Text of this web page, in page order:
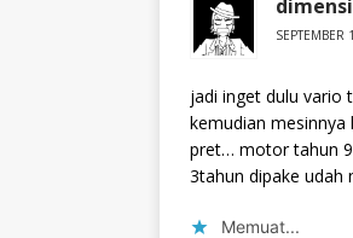
jadi inget dulu vario
kemudian
pret… motor tahun
3tahun dipake udah
Memuat...